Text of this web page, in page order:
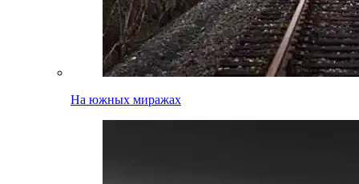
На южных миражах